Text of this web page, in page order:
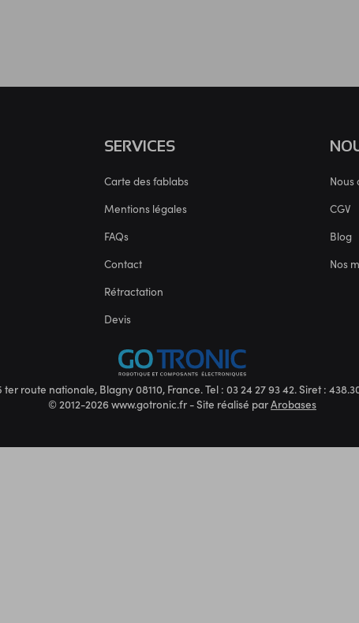
SERVICES
Carte des fablabs
Mentions légales
FAQs
Contact
Rétractation
Devis
Nous
CGV
Blog
Nos
ter route nationale, Blagny 08110, France. Tel : 03 24 27 93 42. Siret :
© 2012-2026 www.gotronic.fr - Site réalisé parArobases